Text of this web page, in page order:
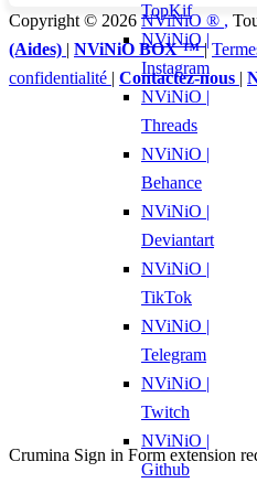
Copyright © 2026 NViNiO ® ,
(Aides) | NViNiO BOX ™|
confidentialité | Contactez-nous |
Crumina Sign in Form extension
TopKif
NViNiO |
Instagram
NViNiO |
Threads
NViNiO |
Behance
NViNiO |
Deviantart
NViNiO |
TikTok
NViNiO |
Telegram
NViNiO |
Twitch
NViNiO |
Github